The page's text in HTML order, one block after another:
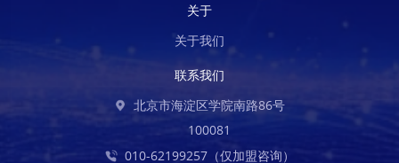
关于
关于我们
联系我们
北京市海淀区学院南路86号
100081
010-62199257（仅加盟咨询）